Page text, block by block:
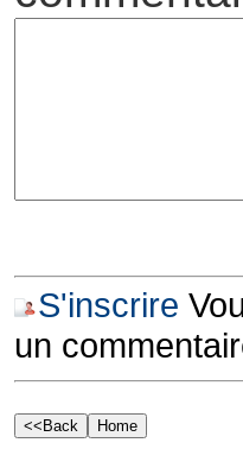
S'inscrire
un